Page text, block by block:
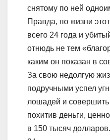
снятому по ней
Правда, по жизни
всего 24 года и
отнюдь не тем
каким он показан в
За свою недолгую
подручными успел
лошадей и совершить
похитив деньги,
в 150 тысяч